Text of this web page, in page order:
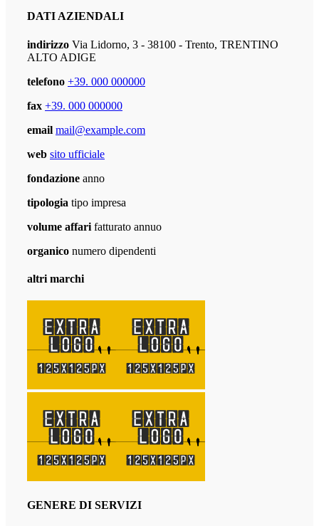
DATI AZIENDALI
indirizzo Via Lidorno, 3 - 38100 - Trento, TRENTINO
ALTO ADIGE
telefono +39. 000 000000
fax +39. 000 000000
email mail@example.com
web sito ufficiale
fondazione anno
tipologia tipo impresa
volume affari fatturato annuo
organico numero dipendenti
altri marchi
GENERE DI SERVIZI